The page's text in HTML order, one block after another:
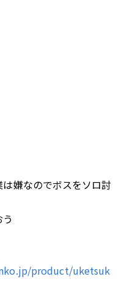
は嫌なのでボスをソロ討
product/uketsuk